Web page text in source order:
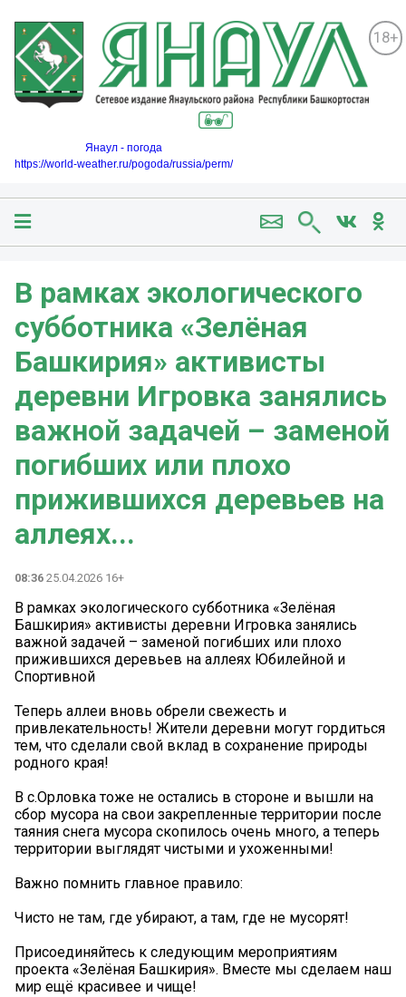
18+
Янаул - погода
https://world-weather.ru/pogoda/russia/perm/
В рамках экологического
субботника «Зелёная
Башкирия» активисты
деревни Игровка занялись
важной задачей – заменой
погибших или плохо
прижившихся деревьев на
аллеях...
08:36 25.04.2026 16+
В рамках экологического субботника «Зелёная
Башкирия» активисты деревни Игровка занялись
важной задачей – заменой погибших или плохо
прижившихся деревьев на аллеях Юбилейной и
Спортивной
Теперь аллеи вновь обрели свежесть и
привлекательность! Жители деревни могут гордиться
тем, что сделали свой вклад в сохранение природы
родного края!
В с.Орловка тоже не остались в стороне и вышли на
сбор мусора на свои закрепленные территории после
таяния снега мусора скопилось очень много, а теперь
территории выглядят чистыми и ухоженными!
Важно помнить главное правило:
Чисто не там, где убирают, а там, где не мусорят! ️️️
Присоединяйтесь к следующим мероприятиям
проекта «Зелёная Башкирия». Вместе мы сделаем наш
мир ещё красивее и чище!